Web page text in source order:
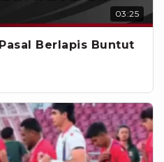
03:25
Berlapis Buntut